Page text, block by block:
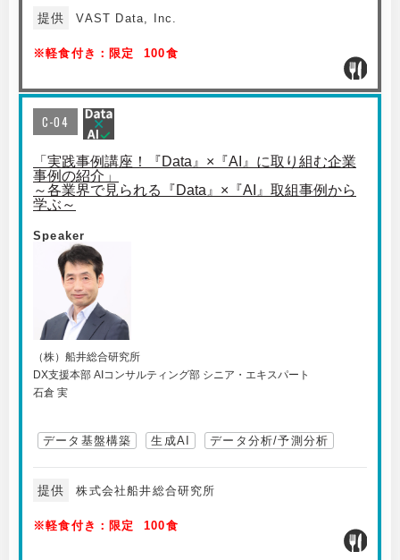
提供 VAST Data, Inc.
※軽食付き：限定 100食
C-04
「実践事例講座！『Data』×『AI』に取り組む企業
事例の紹介」
～各業界で見られる『Data』×『AI』取組事例から
学ぶ～
Speaker
（株）船井総合研究所
DX支援本部 AIコンサルティング部 シニア・エキスパート
石倉 実
データ基盤構築 生成AI データ分析/予測分析
提供 株式会社船井総合研究所
※軽食付き：限定 100食